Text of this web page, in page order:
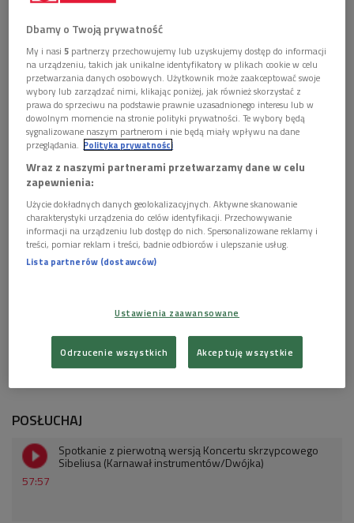
Jean Sibelius Foto: Granger History Collection/Forum
Co powodowałoJeanem Sibeliusem (1865-1957), aby
dokonać zmian? Dlaczego fiński kompozytor nie był
Koncertu skrzypcowego d-moll op. 47
- Wsłuchamy się w detale partytury, w detale instrumentacji
całej orkiestry oraz w detale partii solowej - zapowiadał
POSŁUCHAJ
57:57
Spotkanie z pierwotną wersją Koncertu skrzypcowego
Sibeliusa (Karnawał instrumentów/Dwójka)
Dbamy o Twoją prywatność
My i nasi5 partnerzy przechowujemy lub uzyskujemy dostęp do informacji
na urządzeniu, takich jak unikalne identyfikatory w plikach cookie w celu
przetwarzania danych osobowych. Użytkownik może zaakceptować swoje
wybory lub zarządzać nimi, klikając poniżej, jak również skorzystać z
prawa do sprzeciwu na podstawie prawnie uzasadnionego interesu lub w
dowolnym momencie na stronie polityki prywatności. Te wybory będą
sygnalizowane naszym partnerom i nie będą miały wpływu na dane
przeglądania. Polityka prywatności
Wraz z naszymi partnerami przetwarzamy dane w celu
zapewnienia:
Użycie dokładnych danych geolokalizacyjnych. Aktywne skanowanie
charakterystyki urządzenia do celów identyfikacji. Przechowywanie
informacji na urządzeniu lub dostęp do nich. Spersonalizowane reklamy i
treści, pomiar reklam i treści, badnie odbiorców i ulepszanie usług.
Lista partnerów (dostawców)
Ustawienia zaawansowane
Odrzucenie wszystkich Akceptuję wszystkie